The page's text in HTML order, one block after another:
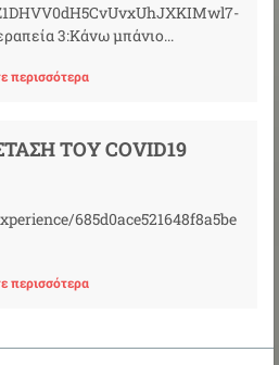
3:Κάνω μπάνιο...
περισσότερα
ΤΟΥ COVID19
685d0ace521648f8a5be
περισσότερα